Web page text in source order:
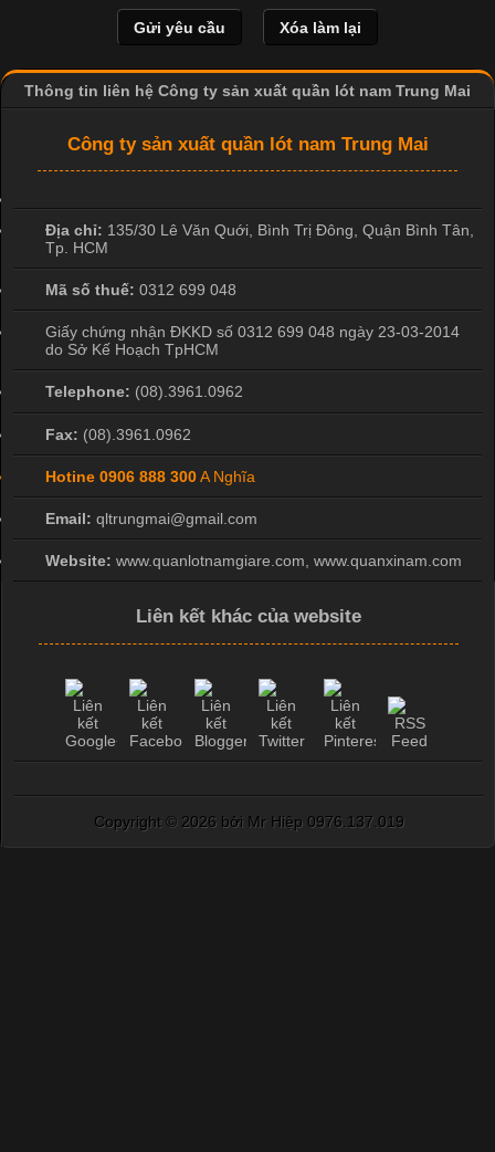
dụng rộng rãi trong sản xuất áo thun, đồ thể thao
Thông tin liên hệ Công ty sản xuất quần lót nam Trung Mai
Công ty sản xuất quần lót nam Trung Mai
Địa chỉ: 135/30 Lê Văn Quới, Bình Trị Đông Quận Bình Tân
Tp. HCM
Mã số thuế: 0312 699 048
Giấy chứng nhận ĐKKD số 0312 699 048 ngày 23-03-2014
do Sở Kế Hoạch TpHCM
Telephone: (08).3961.0962
Fax: (08).3961.0962
Hotine 0906 888 300A Nghĩa
Email: qltrungmai@gmail.com
Website: www.quanlotnamgiare.com, www.quanxinam.com
Liên kết khác của website
Copyright © 2026 bởi Mr Hiệp 0976.137.019